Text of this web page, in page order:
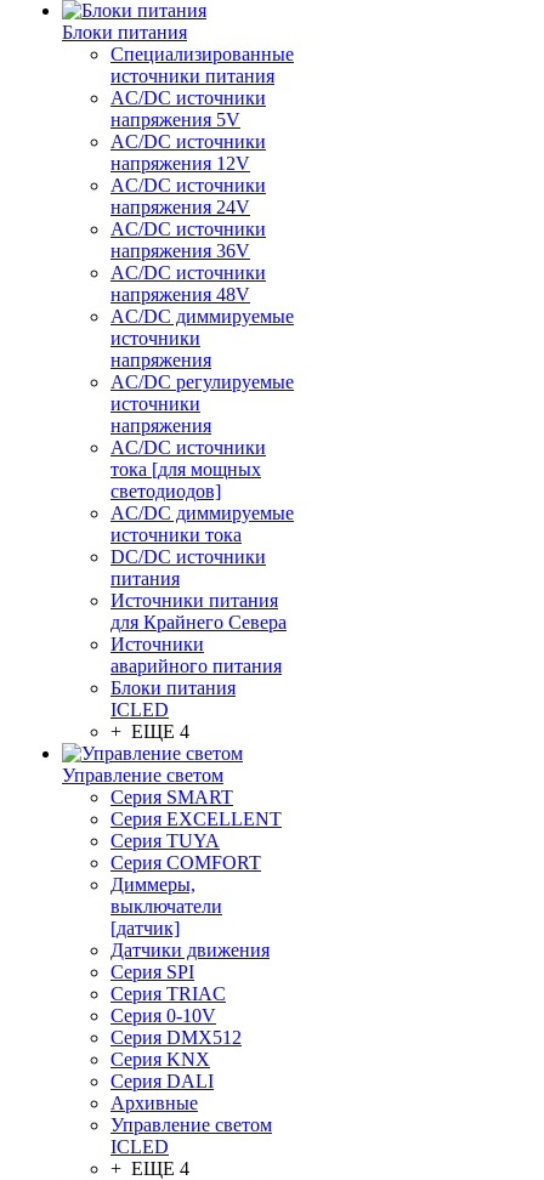
Блоки питания
Специализированные
источники питания
AC/DC источники
напряжения 5V
AC/DC источники
напряжения 12V
AC/DC источники
напряжения 24V
AC/DC источники
напряжения 36V
AC/DC источники
напряжения 48V
AC/DC диммируемые
источники
напряжения
AC/DC регулируемые
источники
напряжения
AC/DC источники
тока [для мощных
светодиодов]
AC/DC диммируемые
источники тока
DC/DC источники
питания
Источники питания
для Крайнего Севера
Источники
аварийного питания
Блоки питания
ICLED
+ ЕЩЕ 4
Управление светом
Серия SMART
Серия EXCELLENT
Серия TUYA
Серия COMFORT
Диммеры,
выключатели
[датчик]
Датчики движения
Серия SPI
Серия TRIAC
Серия 0-10V
Серия DMX512
Серия KNX
Серия DALI
Архивные
Управление светом
ICLED
+ ЕЩЕ 4